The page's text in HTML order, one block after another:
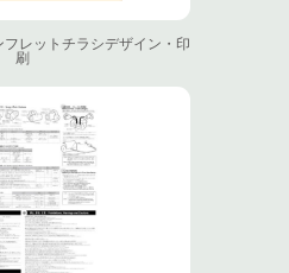
レットチラシデザイン・印
刷